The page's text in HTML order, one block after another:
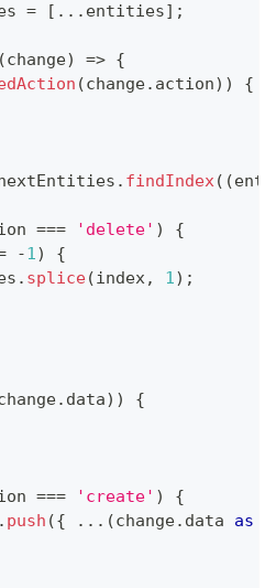
= [ ... entities] ;
(change) => {
(change. action) )
{
. findIndex( (
=== 'delete' )
{
-1)
{
. splice(index, 1) ;
. data) )
{
=== 'create' )
{
. push ({ ... (change. data as